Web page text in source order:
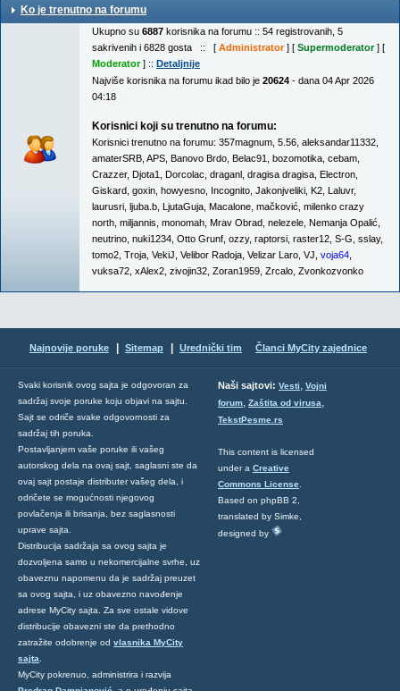
Ko je trenutno na forumu
Ukupno su 6887 korisnika na forumu :: 54 registrovanih, 5
sakrivenih i 6828 gosta :: [ Administrator] [ Supermoderator] [
Moderator] :: Detaljnije
Najviše korisnika na forumu ikad bilo je 20624 - dana 04 Apr 2026
04:18
Korisnici koji su trenutno na forumu:
Korisnici trenutno na forumu: 357magnum 5.56 aleksandar11332
amaterSRB APS Banovo Brdo Belac91 bozomotika cebam
Crazzer, Djota1 Dorcolac draganl dragisa dragisa Electron
Giskard goxin howyesno Incognito Jakonjveliki K2 Laluvr,
laurusri ljuba.b LjutaGuja Macalone mačković milenko crazy
north miljannis monomah Mrav Obrad nelezele Nemanja Opalić
neutrino nuki1234 Otto Grunf ozzy, raptorsi raster12 S-G sslay,
tomo2 Troja VekiJ Velibor Radoja Velizar Laro VJ voja64
vuksa72 xAlex2 zivojin32 Zoran1959 Zrcalo Zvonkozvonko
Najnovije poruke Sitemap Urednički tim Članci MyCity zajednice
Svaki korisnik ovog sajta je odgovoran za
sadržaj svoje poruke koju objavi na sajtu.
Sajt se odriče svake odgovornosti za
sadržaj tih poruka.
Postavljanjem vaše poruke ili vašeg
autorskog dela na ovaj sajt, saglasni ste da
ovaj sajt postaje distributer vašeg dela, i
odričete se mogućnosti njegovog
povlačenja ili brisanja, bez saglasnosti
uprave sajta.
Distribucija sadržaja sa ovog sajta je
dozvoljena samo u nekomercijalne svrhe, uz
obaveznu napomenu da je sadržaj preuzet
sa ovog sajta, i uz obavezno navođenje
adrese MyCity sajta. Za sve ostale vidove
distribucije obavezni ste da prethodno
zatražite odobrenje od vlasnika MyCity
sajta
MyCity pokrenuo, administrira i razvija
Naši sajtovi: Vesti, Vojni
forum, Zaštita od virusa,
TekstPesme.rs
This content is licensed
under a Creative
Commons License
Based on phpBB 2,
translated by Simke,
designed by